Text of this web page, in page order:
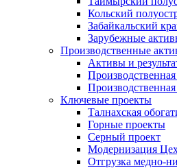
Кольский
Забайкальский
Зарубежные
Производственные
Активы и
Производственная
Ключевые проекты
Талнахская
Горные проекты
Серный проект
Модернизация
Отгрузка медно-